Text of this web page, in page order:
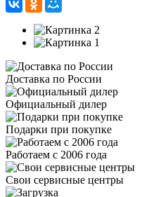
Доставка по России
Официальный дилер
Подарки при покупке
Работаем с 2006 года
Свои сервисные центры